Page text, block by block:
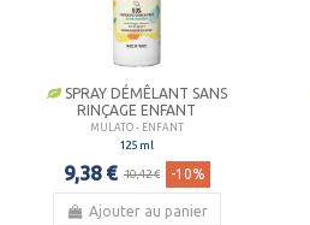
SPRAY DÉMÊLANT SANS
RINÇAGE ENFANT
MULATO - ENFANT
125 ml
9,38 € 10,42 € -10%
Ajouter au panier